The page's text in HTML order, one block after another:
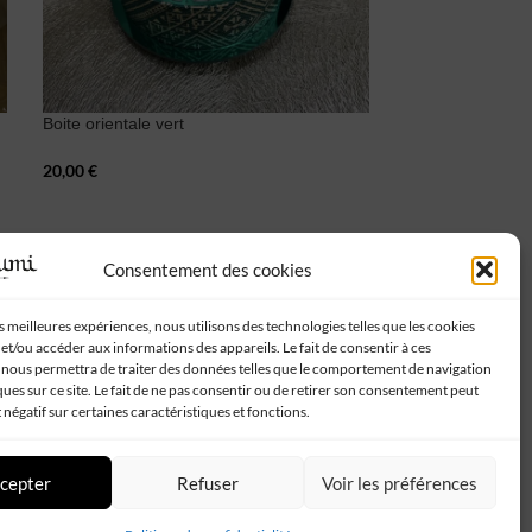
Consentement des cookies
meilleures expériences, nous utilisons des technologies telles que les cookies
ou accéder aux informations des appareils. Le fait de consentir à ces
permettra de traiter des données telles que le comportement de navigation
sur ce site. Le fait de ne pas consentir ou de retirer son consentement peut
sur certaines caractéristiques et fonctions.
Refuser Voir les préférences
Boite orientale vert
20,00€
Suivez-nous :